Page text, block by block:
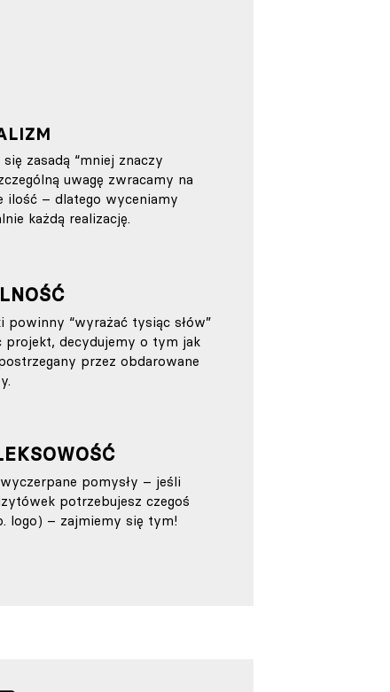
zasadą “mniej znaczy
uwagę zwracamy na
ilość – dlatego wyceniamy
każdą realizację.
powinny “wyrażać tysiąc słów”
projekt, decydujemy o tym jak
przez obdarowane
pomysły – jeśli
potrzebujesz czegoś
logo) – zajmiemy się tym!